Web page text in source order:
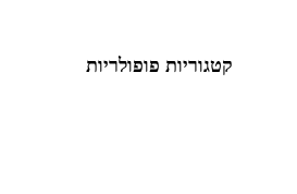
קטגוריות פופולריות